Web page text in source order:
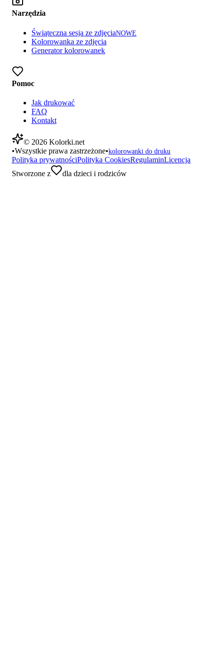
Narzędzia
Świąteczna sesja ze zdjęciaNOWE
Kolorowanka ze zdjęcia
Generator kolorowanek
Pomoc
Jak drukować
FAQ
Kontakt
© 2026 Kolorki.net
•Wszystkie prawa zastrzeżone•kolorowanki do druku
Polityka prywatnościPolityka CookiesRegulaminLicencja
Stworzone z
dla dzieci i rodziców